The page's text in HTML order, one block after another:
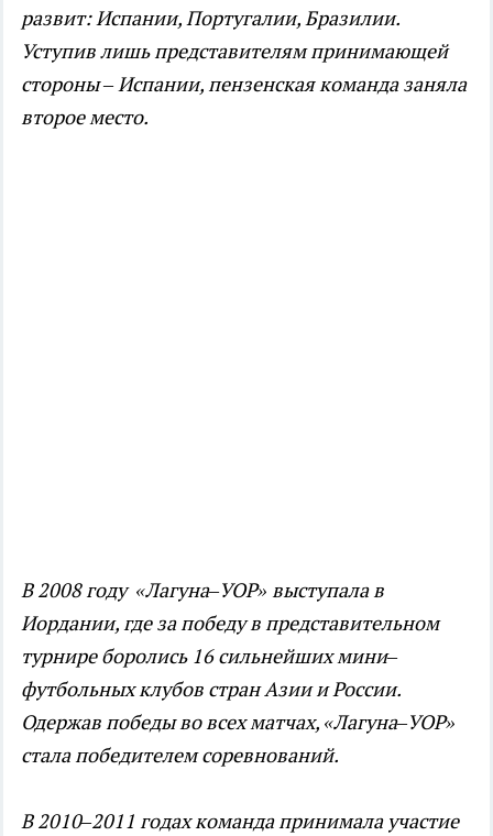
развит: Испании, Португалии, Бразилии.
Уступив лишь представителям принимающей
стороны – Испании, пензенская команда заняла
второе место.
В 2008 году «Лагуна–УОР» выступала в
Иордании, где за победу в представительном
турнире боролись 16 сильнейших мини–
футбольных клубов стран Азии и России.
Одержав победы во всех матчах, «Лагуна–УОР»
стала победителем соревнований.
В 2010–2011 годах команда принимала участие